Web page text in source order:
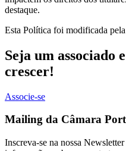
destaque.
Esta Política foi modificada
Seja um associado
crescer!
Associe-se
Mailing da Câmara
Inscreva-se na nossa